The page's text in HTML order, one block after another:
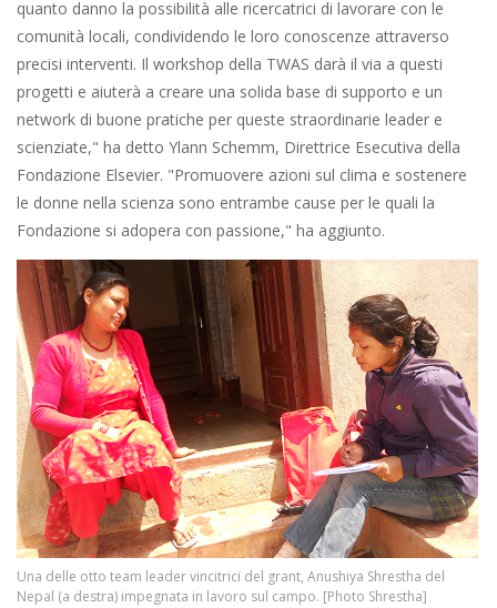
quanto danno la possibilità alle ricercatrici di lavorare con le
comunità locali, condividendo le loro conoscenze attraverso
precisi interventi. Il workshop della TWAS darà il via a questi
progetti e aiuterà a creare una solida base di supporto e un
network di buone pratiche per queste straordinarie leader e
scienziate," ha detto Ylann Schemm, Direttrice Esecutiva della
Fondazione Elsevier. "Promuovere azioni sul clima e sostenere
le donne nella scienza sono entrambe cause per le quali la
Fondazione si adopera con passione," ha aggiunto.
Image
Una delle otto team leader vincitrici del grant, Anushiya Shrestha del
Nepal (a destra) impegnata in lavoro sul campo. [Photo Shrestha]